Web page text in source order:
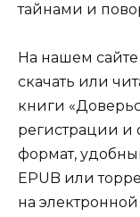
тайнами и
На нашем
скачать или
книги
регистрации и
формат,
EPUB или
на